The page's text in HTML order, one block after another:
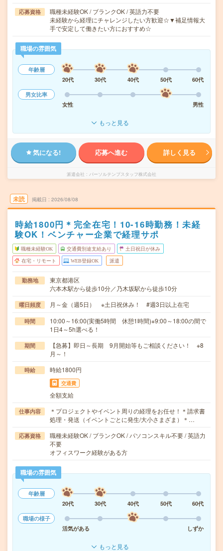
応募資格
職種未経験OK / ブランクOK / 英語力不要
未経験から経理にチャレンジしたい方歓迎☆▼補足情報大
手で安定して働きたい方におすすめ☆
職場の雰囲気
年齢層
20代
30代 40代 50代
60代
男女比率
女性
男性
もっと見る
気になる! 応募へ進む 詳しく見る
派遣会社 パーソルテンプスタッフ株式会社
未読 掲載日 2026/08/08
時給1800円＊完全在宅！10-16時勤務！未経
験OK！ベンチャー企業で経理サポ
職種未経験OK 交通費別途支給あり 土日祝日が休み
在宅・リモート WEB登録OK 派遣
勤務地
東京都港区
六本木駅から徒歩10分／乃木坂駅から徒歩10分
曜日頻度 月～金（週5日） ※土日祝休み！ #週3日以上在宅
時間
10:00～16:00(実働5時間 休憩1時間)※9:00～18:00の間で
1日4～5h選べる！
期間
【急募】即日～長期 9月開始等もご相談ください！ ※8
月～！
時給 時給1800円
交通費
全額支給
仕事内容
＊プロジェクトやイベント周りの経理をお任せ！＊請求書
処理・発送（イベントごとに発生/大小さまざま）＊…
応募資格
職種未経験OK / ブランクOK / パソコンスキル不要 / 英語力
不要
オフィスワーク経験がある方
職場の雰囲気
年齢層
20代
30代 40代 50代
60代
職場の様子
活気がある
しずか
もっと見る